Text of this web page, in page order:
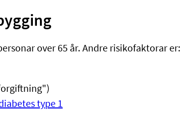
over 65 år. Andre risikofaktorar er:
type 1